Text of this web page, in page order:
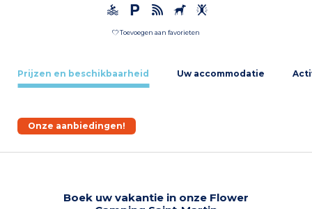
Toevoegen aan favorieten
Prijzen en beschikbaarheid Uw accommodatie
Onze aanbiedingen!
Boek uw vakantie in onze Flower